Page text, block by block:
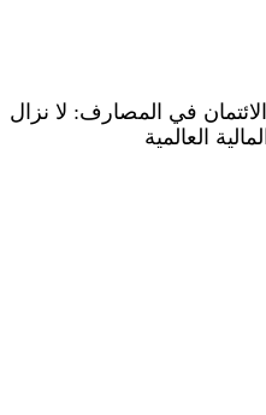
في المصارف: لا نزال
العالمية